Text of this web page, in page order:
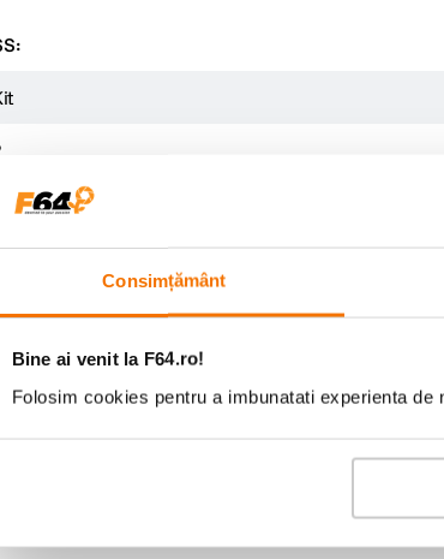
Consimțământ
Bine ai venit la F64.ro!
Folosim cookies pentru a imbunatati experienta
Da